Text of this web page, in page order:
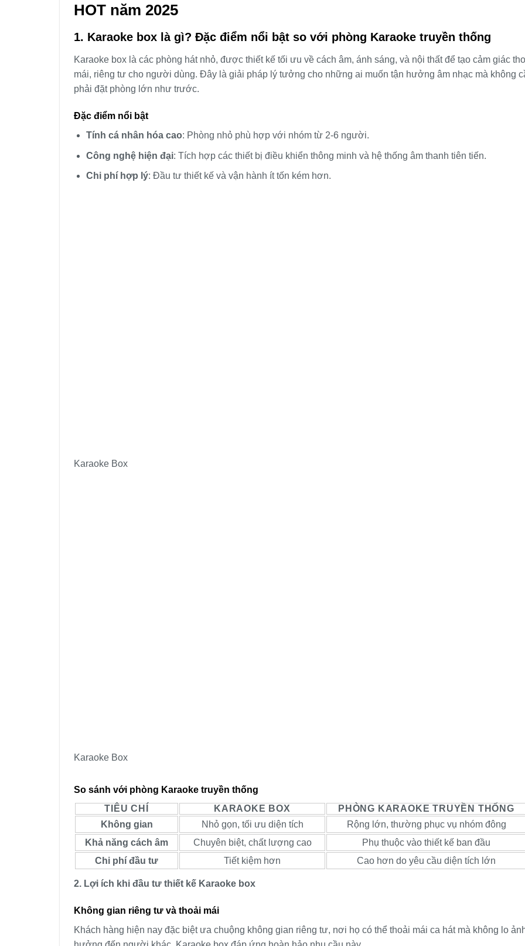
HOT năm 2025
1. Karaoke box là gì? Đặc điểm nổi bật so với phòng Karaoke truyền thống
Karaoke box là các phòng hát nhỏ, được thiết kế tối ưu về cách âm, ánh sáng, và nội thất để tạo cảm giác
mái, riêng tư cho người dùng. Đây là giải pháp lý tưởng cho những ai muốn tận hưởng âm nhạc mà không
phải đặt phòng lớn như trước.
Đặc điểm nổi bật
Tính cá nhân hóa cao: Phòng nhỏ phù hợp với nhóm từ 2-6 người.
Công nghệ hiện đại: Tích hợp các thiết bị điều khiển thông minh và hệ thống âm thanh tiên tiến.
Chi phí hợp lý: Đầu tư thiết kế và vận hành ít tốn kém hơn.
Karaoke Box
Karaoke Box
So sánh với phòng Karaoke truyền thống
TIÊU CHÍ
KARAOKE BOX
PHÒNG KARAOKE TRUYỀN THỐNG
Không gian
Nhỏ gọn, tối ưu diện tích
Rộng lớn, thường phục vụ nhóm đông
Khả năng cách âm
Chuyên biệt, chất lượng cao
Phụ thuộc vào thiết kế ban đầu
Chi phí đầu tư
Tiết kiệm hơn Cao hơn do yêu cầu diện tích lớn
2. Lợi ích khi đầu tư thiết kế Karaoke box
Không gian riêng tư và thoải mái
Khách hàng hiện nay đặc biệt ưa chuộng không gian riêng tư, nơi họ có thể thoải mái ca hát mà không lo